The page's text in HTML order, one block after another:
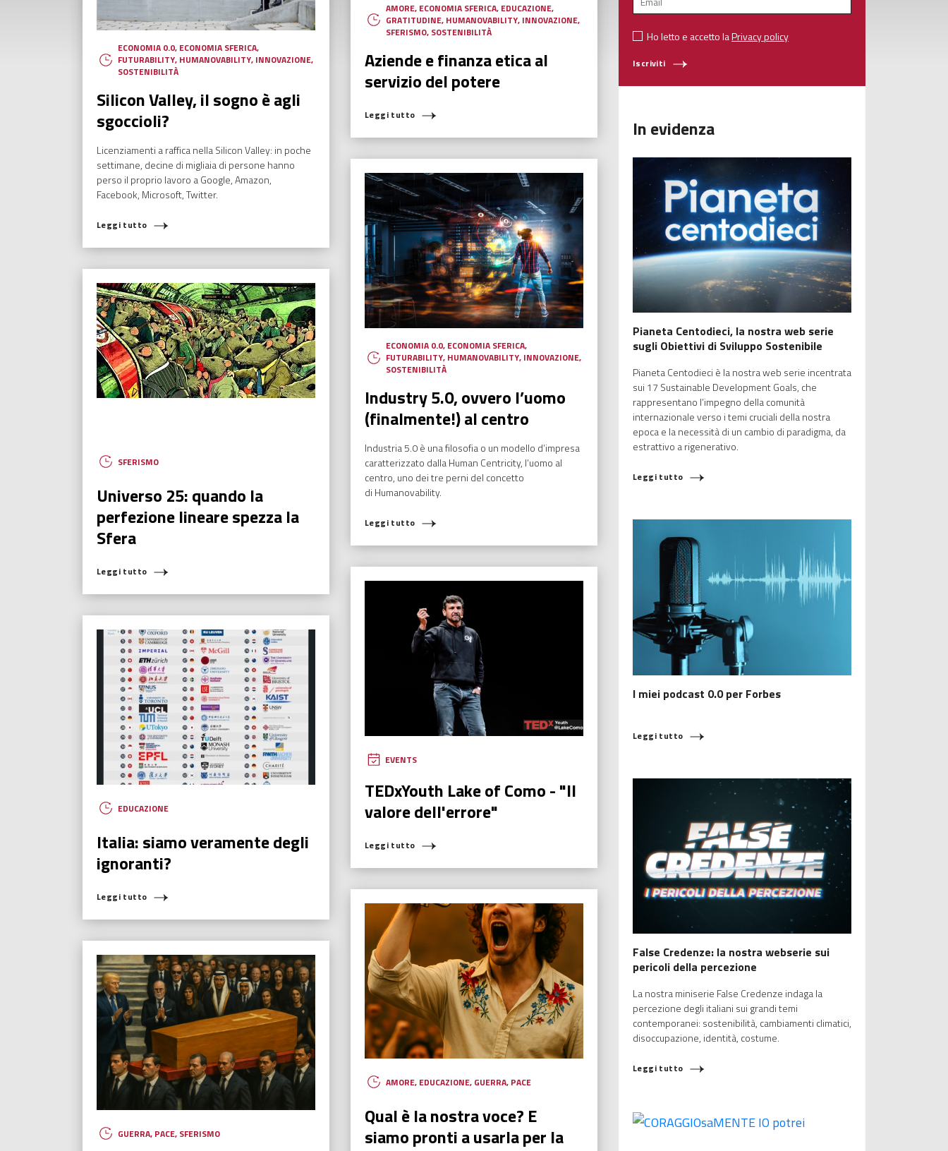
AMORE, ECONOMIA SFERICA, EDUCAZIONE,
GRATITUDINE, HUMANOVABILITY, INNOVAZIONE,
SFERISMO, SOSTENIBILITÀ
Aziende e finanza etica al
servizio del potere
Leggi tutto
ECONOMIA 0.0, ECONOMIA SFERICA,
FUTURABILITY, HUMANOVABILITY, INNOVAZIONE,
SOSTENIBILITÀ
Silicon Valley, il sogno è agli
sgoccioli?
Licenziamenti a raffica nella Silicon Valley: in poche
settimane, decine di migliaia di persone hanno
perso il proprio lavoro a Google, Amazon,
Facebook, Microsoft, Twitter.
Leggi tutto
ECONOMIA 0.0, ECONOMIA SFERICA,
FUTURABILITY, HUMANOVABILITY, INNOVAZIONE,
SOSTENIBILITÀ
Industry 5.0, ovvero l’uomo
(finalmente!) al centro
Industria 5.0 è una filosofia o un modello d’impresa
caratterizzato dalla Human Centricity, l’uomo al
centro, uno dei tre perni del concetto
di Humanovability.
Leggi tutto
SFERISMO
Universo 25: quando la
perfezione lineare spezza la
Sfera
Leggi tutto
EVENTS
TEDxYouth Lake of Como - "Il
valore dell'errore"
Leggi tutto
EDUCAZIONE
Italia: siamo veramente degli
ignoranti?
Leggi tutto
AMORE, EDUCAZIONE, GUERRA, PACE
Qual è la nostra voce? E
siamo pronti a usarla per la
GUERRA, PACE, SFERISMO
Ho letto e accetto laPrivacy policy
Iscriviti
In evidenza
Pianeta Centodieci, la nostra web serie
sugli Obiettivi di Sviluppo Sostenibile
Pianeta Centodieci è la nostra web serie incentrata
sui 17 Sustainable Development Goals, che
rappresentano l’impegno della comunità
internazionale verso i temi cruciali della nostra
epoca e la necessità di un cambio di paradigma, da
estrattivo a rigenerativo.
Leggi tutto
I miei podcast 0.0 per Forbes
Leggi tutto
False Credenze: la nostra webserie sui
pericoli della percezione
La nostra miniserie False Credenze indaga la
percezione degli italiani sui grandi temi
contemporanei: sostenibilità, cambiamenti climatici,
disoccupazione, identità, costume.
Leggi tutto
COSA STAI CERCANDO?